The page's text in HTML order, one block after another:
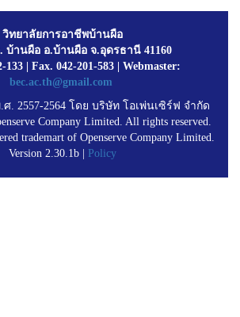
วิทยาลัยการอาชีพบ้านผือ
บ้านผือ อ.บ้านผือ จ.อุดรธานี 41160
133 | Fax. 042-201-583 | Webmaster:
bec.ac.th@gmail.com
2557-2564 โดย บริษัท โอเพ่นเซิร์ฟ จำกัด
Company Limited. All rights reserved.
trademart of Openserve Company Limited.
Version 2.30.1b | Policy